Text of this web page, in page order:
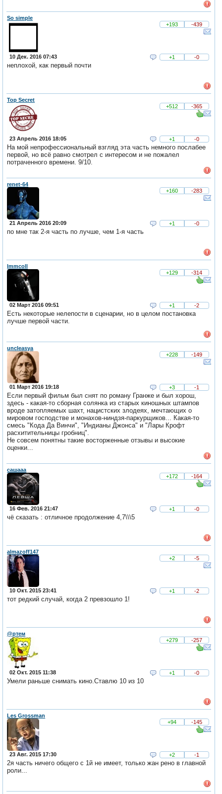
So simple
+193
-439
10 Дек. 2016 07:43 +1 -0
неплохой, как первый почти
Top Secret
+512
-365
23 Апрель 2016 18:05 +1 -0
На мой непрофессиональный взгляд эта часть немного послабее
первой, но всё равно смотрел с интересом и не пожалел
потраченного времени. 9/10.
renet-64
+160
-283
21 Апрель 2016 20:09 +1 -0
по мне так 2-я часть по лучше, чем 1-я часть
Immcoll
+129
-314
02 Март 2016 09:51 +1 -2
Есть некоторые нелепости в сценарии, но в целом постановка
лучше первой части.
uncleasya
+228
-149
01 Март 2016 19:18 +3 -1
Если первый фильм был снят по роману Гранже и был хорош,
здесь - какая-то сборная солянка из старых киношных штампов
вроде затопляемых шахт, нацистских злодеях, мечтающих о
мировом господстве и монахов-ниндзя-паркурщиков... Какая-то
смесь "Кода Да Винчи", "Индианы Джонса" и "Лары Крофт
расхитительницы гробниц".
Не совсем понятны такие восторженные отзывы и высокие
оценки...
сашааа
+172
-164
16 Фев. 2016 21:47 +1 -0
чё сказать : отличное продолжение 4,7\\\5
almazoff147
+2
-5
10 Окт. 2015 23:41 +1 -2
тот редкий случай, когда 2 превзошло 1!
@ртем
+279
-257
02 Окт. 2015 11:38 +1 -0
Умели раньше снимать кино.Ставлю 10 из 10
Les Grossman
+94
-145
23 Авг. 2015 17:30 +2 -1
2я часть ничего общего с 1й не имеет, только жан рено в главной
роли...